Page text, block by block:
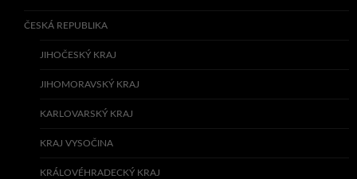
ČESKÁ REPUBLIKA
JIHOČESKÝ KRAJ
JIHOMORAVSKÝ KRAJ
KARLOVARSKÝ KRAJ
KRAJ VYSOČINA
KRÁLOVÉHRADECKÝ KRAJ